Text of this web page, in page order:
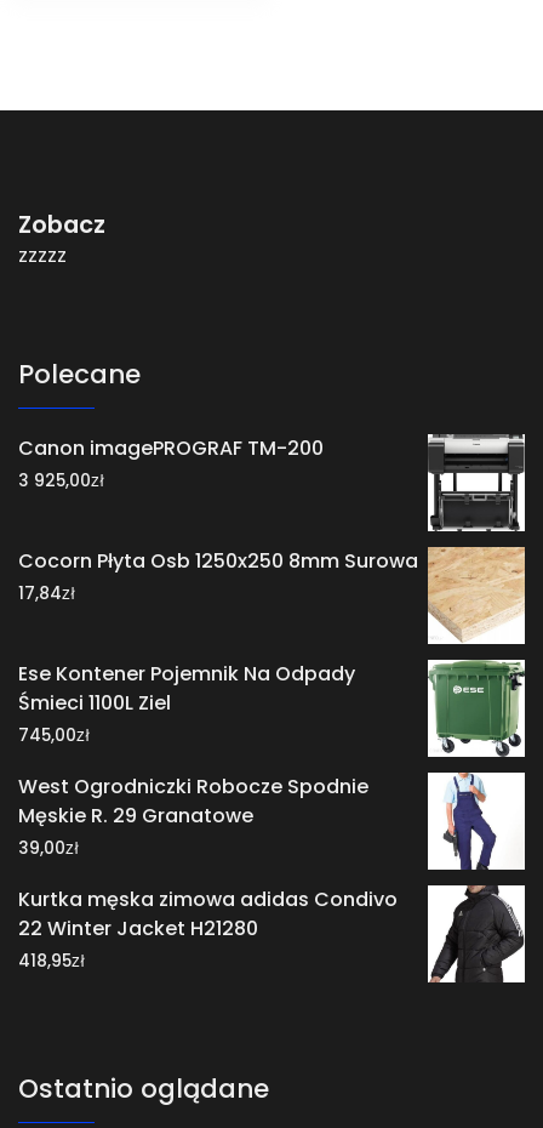
Zobacz
zzzzz
Polecane
Canon imagePROGRAF TM-200
3 925,00zł
Cocorn Płyta Osb 1250x250 8mm Surowa
17,84zł
Ese Kontener Pojemnik Na Odpady
Śmieci 1100L Ziel
745,00zł
West Ogrodniczki Robocze Spodnie
Męskie R. 29 Granatowe
39,00zł
Kurtka męska zimowa adidas Condivo
22 Winter Jacket H21280
418,95zł
Ostatnio oglądane